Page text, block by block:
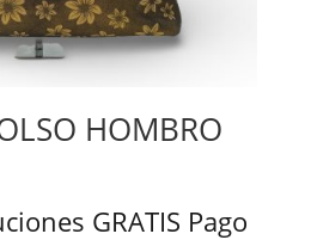
HOMBRO
GRATIS Pago